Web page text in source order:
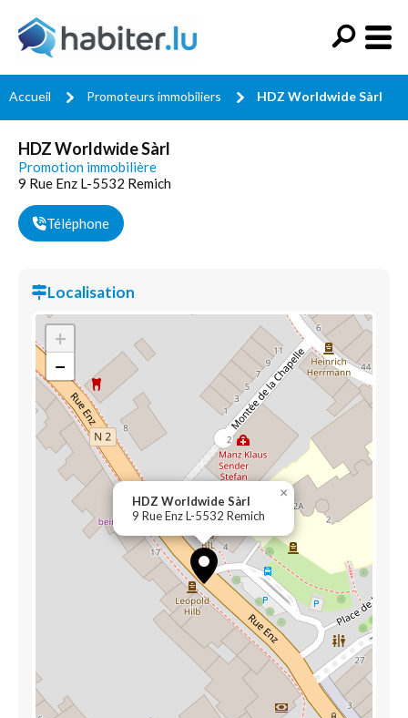
Accueil Promoteurs immobiliers HDZ Worldwide Sàrl
HDZ Worldwide Sàrl
Promotion immobilière
9 Rue Enz L-5532 Remich
Téléphone
Localisation
HDZ Worldwide Sàrl
9 Rue Enz L-5532 Remich
×
+
−